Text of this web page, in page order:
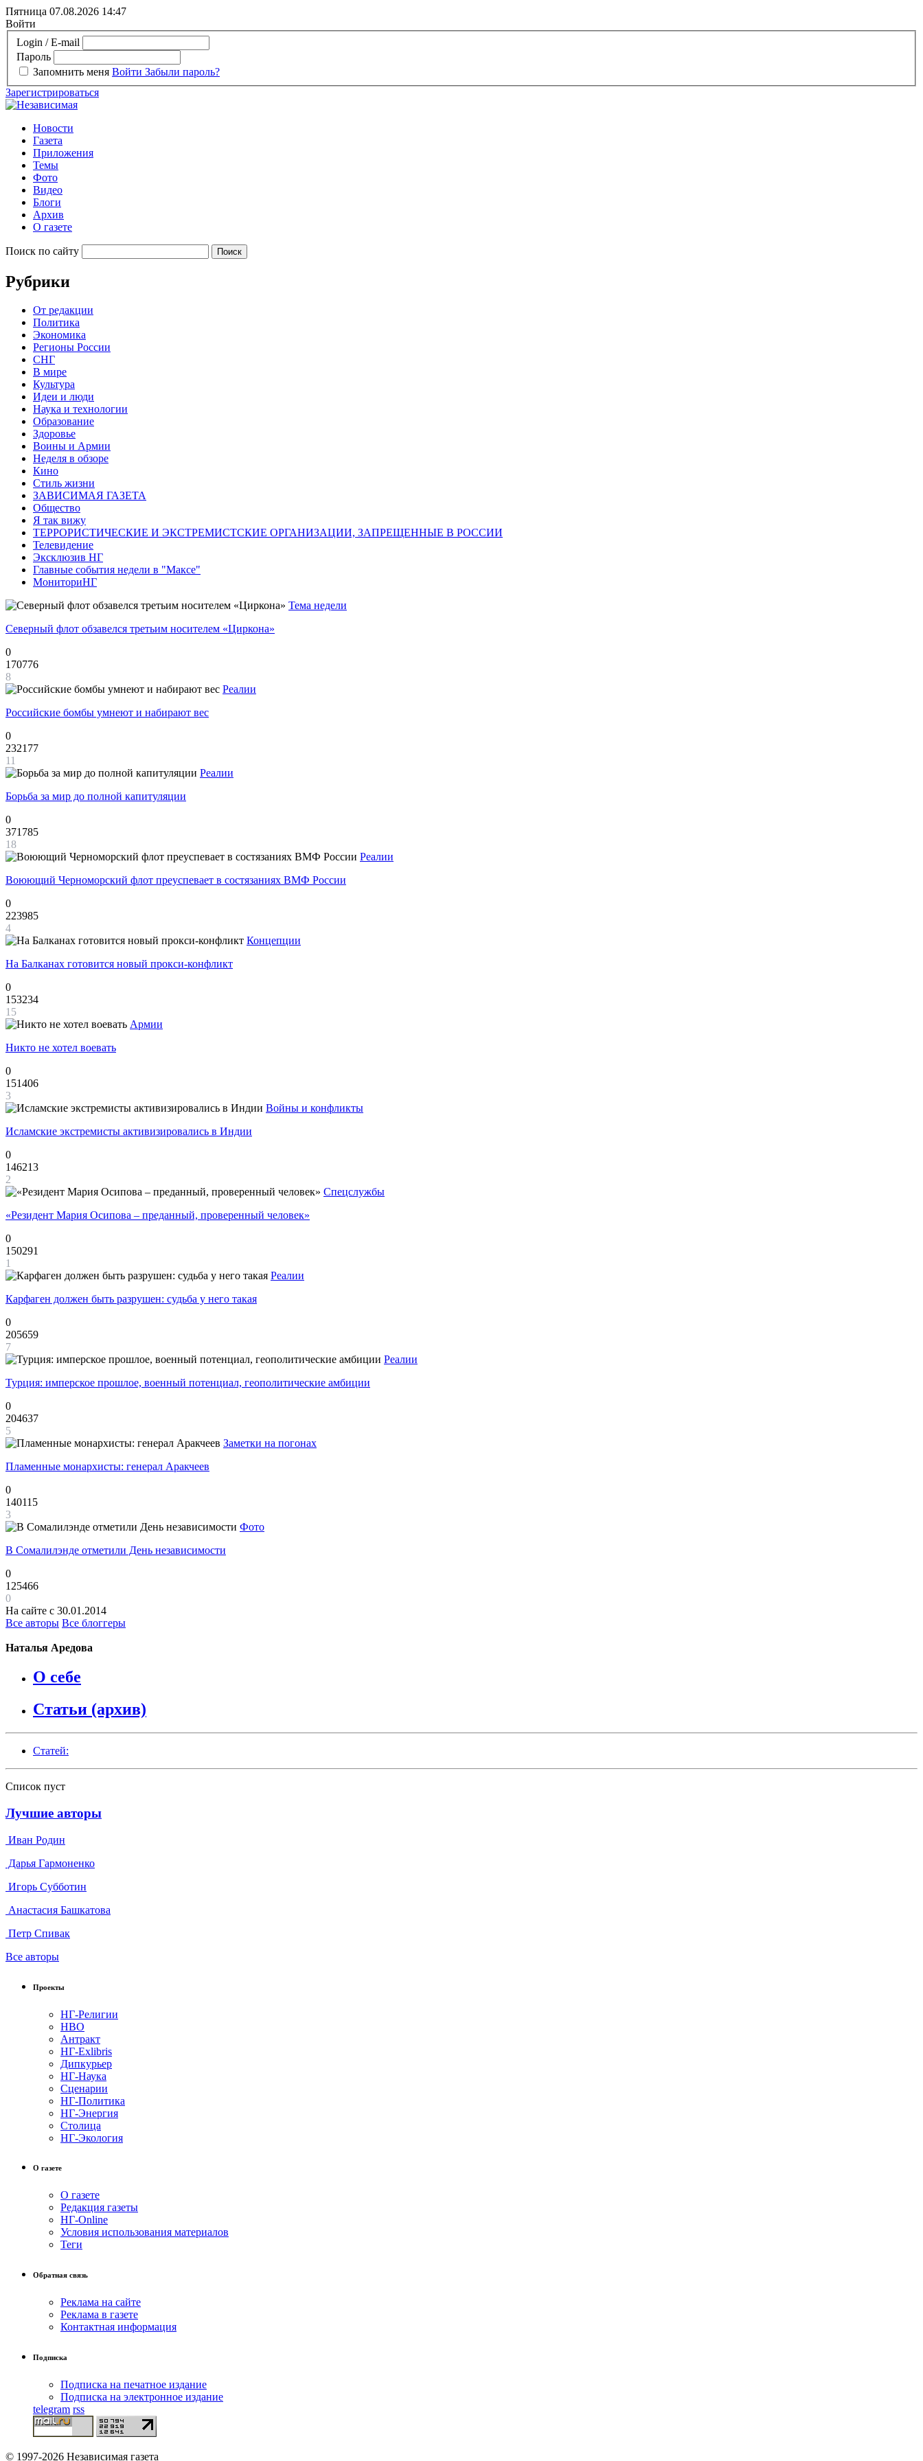
Пятница 07.08.2026 14:47
Войти
Login / E-mail
Пароль
Запомнить меня Войти Забыли пароль?
Зарегистрироваться
Новости
Газета
Приложения
Темы
Фото
Видео
Блоги
Архив
О газете
Поиск по сайту
Рубрики
От редакции
Политика
Экономика
Регионы России
СНГ
В мире
Культура
Идеи и люди
Наука и технологии
Образование
Здоровье
Воины и Армии
Неделя в обзоре
Кино
Стиль жизни
ЗАВИСИМАЯ ГАЗЕТА
Общество
Я так вижу
ТЕРРОРИСТИЧЕСКИЕ И ЭКСТРЕМИСТСКИЕ ОРГАНИЗАЦИИ, ЗАПРЕЩЕННЫЕ В РОССИИ
Телевидение
Эксклюзив НГ
Главные события недели в "Максе"
МониториНГ
Тема недели
Северный флот обзавелся третьим носителем «Циркона»
0
170776
8
Реалии
Российские бомбы умнеют и набирают вес
0
232177
11
Реалии
Борьба за мир до полной капитуляции
0
371785
18
Реалии
Воюющий Черноморский флот преуспевает в состязаниях ВМФ России
0
223985
4
Концепции
На Балканах готовится новый прокси-конфликт
0
153234
15
Армии
Никто не хотел воевать
0
151406
3
Войны и конфликты
Исламские экстремисты активизировались в Индии
0
146213
2
Спецслужбы
«Резидент Мария Осипова – преданный, проверенный человек»
0
150291
1
Реалии
Карфаген должен быть разрушен: судьба у него такая
0
205659
7
Реалии
Турция: имперское прошлое, военный потенциал, геополитические амбиции
0
204637
5
Заметки на погонах
Пламенные монархисты: генерал Аракчеев
0
140115
3
Фото
В Сомалилэнде отметили День независимости
0
125466
0
На сайте с 30.01.2014
Все авторы Все блоггеры
Наталья Аредова
О себе
Статьи (архив)
Статей:
Список пуст
Лучшие авторы
Иван Родин
Дарья Гармоненко
Игорь Субботин
Анастасия Башкатова
Петр Спивак
Все авторы
Проекты
НГ-Религии
НВО
Антракт
НГ-Exlibris
Дипкурьер
НГ-Наука
Сценарии
НГ-Политика
НГ-Энергия
Столица
НГ-Экология
О газете
О газете
Редакция газеты
НГ-Online
Условия использования материалов
Теги
Обратная связь
Реклама на сайте
Реклама в газете
Контактная информация
Подписка
Подписка на печатное издание
Подписка на электронное издание
telegram rss
© 1997-2026 Независимая газета